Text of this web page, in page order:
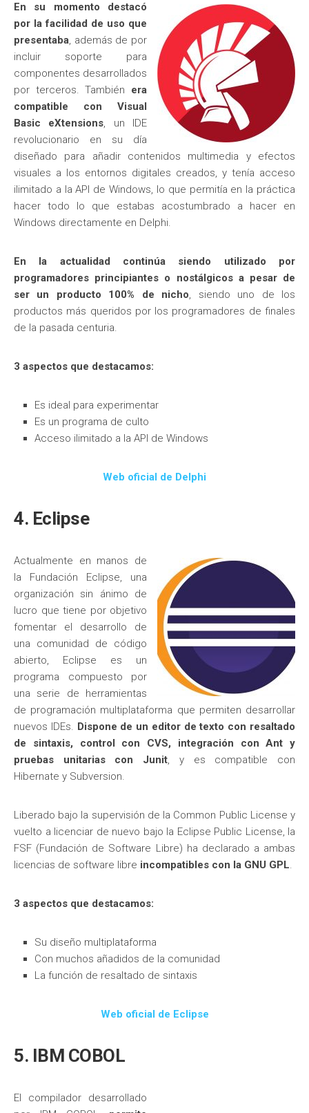
En su momento destacó
por la facilidad de uso que
presentaba, además de por
incluir soporte para
componentes desarrollados
por terceros. También era
compatible con Visual
Basic eXtensions, un IDE
revolucionario en su día
diseñado para añadir contenidos multimedia y efectos
visuales a los entornos digitales creados, y tenía acceso
ilimitado a la API de Windows, lo que permitía en la práctica
hacer todo lo que estabas acostumbrado a hacer en
Windows directamente en Delphi.
En la actualidad continúa siendo utilizado por
programadores principiantes o nostálgicos a pesar de
ser un producto 100% de nicho, siendo uno de los
productos más queridos por los programadores de finales
de la pasada centuria.
3 aspectos que destacamos:
Es ideal para experimentar
Es un programa de culto
Acceso ilimitado a la API de Windows
Web oficial de Delphi
4. Eclipse
Actualmente en manos de
la Fundación Eclipse, una
organización sin ánimo de
lucro que tiene por objetivo
fomentar el desarrollo de
una comunidad de código
abierto, Eclipse
es un
programa compuesto por
una serie de herramientas
de programación multiplataforma que permiten desarrollar
nuevos IDEs. Dispone de un editor de texto con resaltado
de sintaxis, control con CVS, integración con Ant y
pruebas unitarias con Junit, y es compatible con
Hibernate y Subversion.
Liberado bajo la supervisión de la Common Public License y
vuelto a licenciar de nuevo bajo la Eclipse Public License, la
FSF (Fundación de Software Libre) ha declarado a ambas
licencias de software libre incompatibles con la GNU GPL.
3 aspectos que destacamos:
Su diseño multiplataforma
Con muchos añadidos de la comunidad
La función de resaltado de sintaxis
Web oficial de Eclipse
5. IBM COBOL
El compilador desarrollado